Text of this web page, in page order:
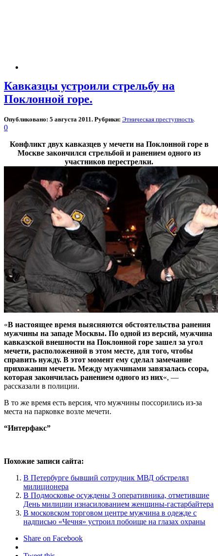
Кавказцы устроили стрельбу на
Поклонной горе.
Опубликовано: 5 августа 2011. Рубрики: Этническая преступность
0
Конфликт двух кавказцев у мечети на Поклонной горе в
Москве закончился стрельбой и ранением одного из
участников перестрелки.
«В настоящее время выясняются обстоятельства ранения
мужчины на западе Москвы. По одной из версий, мужчина
кавказской внешности на Поклонной горе зашел за угол
мечети, расположенной в этом месте, для того, чтобы
справить нужду. В этот момент ему сделал замечание
прихожанин мечети. Между мужчинами завязалась ссора,
которая закончилась ранением одного из них«, —
рассказали в полиции.
В то же время есть версия, что мужчины поссорились из-за
места на парковке возле мечети.
“Интерфакс”
Похожие записи сайта:
В Петербурге бывший сотрудник МВД обстрелял
милиционера
В Подмосковье осуждены 3 оперативника, отметившие
День милиции изнасилованием женщины-гастарбайтера
В московском торговом центре мужчина в одежде с
надписью «Чечня» устроил побоище на глазах охраны
Share on Facebook